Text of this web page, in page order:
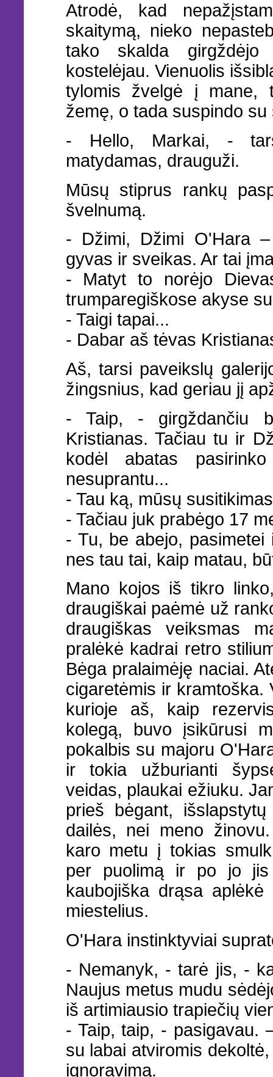
Atrodė, kad
skaitymą, nieko
tako skalda
kostelėjau. Vienuolis
tylomis žvelgė į mane,
žemę, o tada suspindo su
- Hello, Markai, -
matydamas, drauguži.
Mūsų stiprus rankų
švelnumą.
- Džimi, Džimi O'Hara
gyvas ir sveikas. Ar tai
- Matyt to norėjo
trumparegiškose akyse
- Taigi tapai...
- Dabar aš tėvas
Aš, tarsi paveikslų
žingsnius, kad geriau jį
- Taip, - girgždančiu
Kristianas. Tačiau tu ir
kodėl abatas
nesuprantu...
- Tau ką, mūsų
- Tačiau juk prabėgo 17
- Tu, be abejo, pasimetei
nes tau tai, kaip matau,
Mano kojos iš tikro
draugiškai paėmė už
draugiškas veiksmas
pralėkė kadrai retro
Bėga pralaimėję naciai.
cigaretėmis ir kramtoška.
kurioje aš, kaip
kolegą, buvo įsikūrusi
pokalbis su majoru
ir tokia užburianti
veidas, plaukai ežiuku.
prieš bėgant,
dailės, nei meno
karo metu į tokias
per puolimą ir po jo jis
kaubojiška drąsa
miestelius.
O'Hara instinktyviai
- Nemanyk, - tarė jis, -
Naujus metus mudu
iš artimiausio trapiečių
- Taip, taip, - pasigavau.
su labai atviromis
ignoravimą.